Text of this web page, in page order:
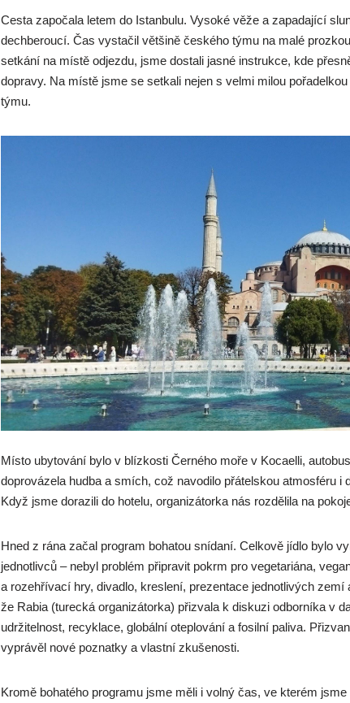
Cesta započala letem do Istanbulu. Vysoké věže a zapadající
dechberoucí. Čas vystačil většině českého týmu na malé
setkání na místě odjezdu, jsme dostali jasné instrukce, kde
dopravy. Na místě jsme se setkali nejen s velmi milou
týmu.
Místo ubytování bylo v blízkosti Černého moře v Kocaelli,
doprovázela hudba a smích, což navodilo přátelskou atmosféru
Když jsme dorazili do hotelu, organizátorka nás rozdělila na
Hned z rána začal program bohatou snídaní. Celkově jídlo bylo
jednotlivců – nebyl problém připravit pokrm pro vegetariána,
a rozehřívací hry, divadlo, kreslení, prezentace jednotlivých
že Rabia (turecká organizátorka) přizvala k diskuzi odborníka v
udržitelnost, recyklace, globální oteplování a fosilní paliva.
vyprávěl nové poznatky a vlastní zkušenosti.
Kromě bohatého programu jsme měli i volný čas, ve kterém